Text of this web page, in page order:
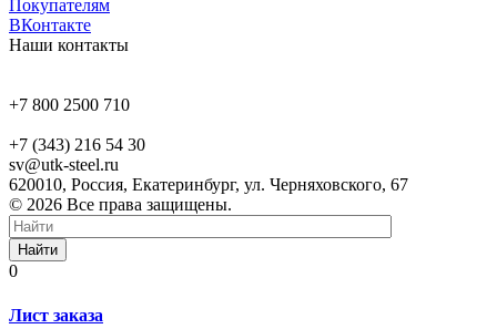
Покупателям
ВКонтакте
Наши контакты
+7 800 2500 710
+7 (343) 216 54 30
sv@utk-steel.ru
620010, Россия, Екатеринбург, ул. Черняховского, 67
© 2026 Все права защищены.
Найти
0
Лист заказа